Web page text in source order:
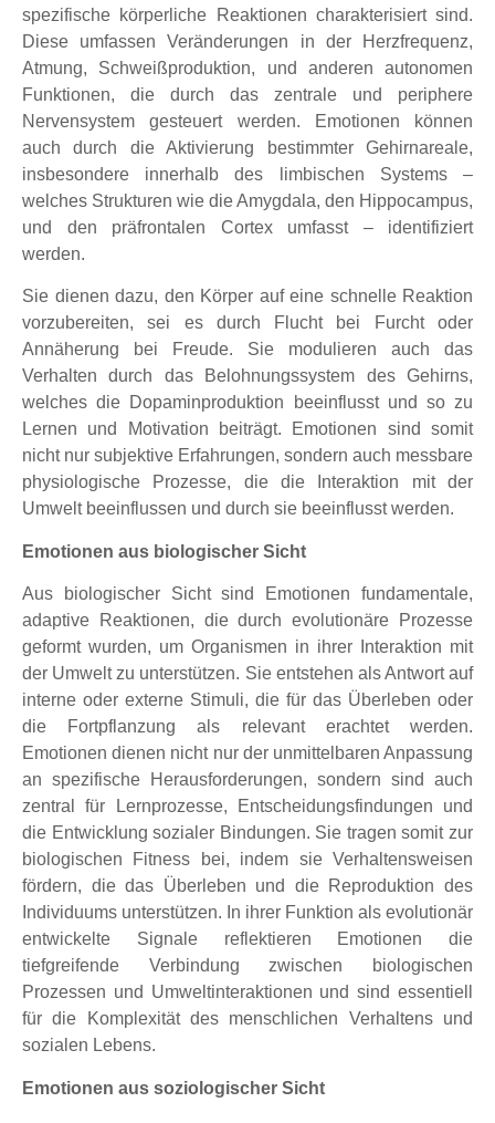
spezifische körperliche Reaktionen charakterisiert sind.
Diese umfassen Veränderungen in der Herzfrequenz,
Atmung, Schweißproduktion, und anderen autonomen
Funktionen, die durch das zentrale und periphere
Nervensystem gesteuert werden. Emotionen können
auch durch die Aktivierung bestimmter Gehirnareale,
insbesondere innerhalb des limbischen Systems –
welches Strukturen wie die Amygdala, den Hippocampus,
und den präfrontalen Cortex umfasst – identifiziert
werden.
Sie dienen dazu, den Körper auf eine schnelle Reaktion
vorzubereiten, sei es durch Flucht bei Furcht oder
Annäherung bei Freude. Sie modulieren auch das
Verhalten durch das Belohnungssystem des Gehirns,
welches die Dopaminproduktion beeinflusst und so zu
Lernen und Motivation beiträgt. Emotionen sind somit
nicht nur subjektive Erfahrungen, sondern auch messbare
physiologische Prozesse, die die Interaktion mit der
Umwelt beeinflussen und durch sie beeinflusst werden.
Emotionen aus biologischer Sicht
Aus biologischer Sicht sind Emotionen fundamentale,
adaptive Reaktionen, die durch evolutionäre Prozesse
geformt wurden, um Organismen in ihrer Interaktion mit
der Umwelt zu unterstützen. Sie entstehen als Antwort auf
interne oder externe Stimuli, die für das Überleben oder
die Fortpflanzung als relevant erachtet werden.
Emotionen dienen nicht nur der unmittelbaren Anpassung
an spezifische Herausforderungen, sondern sind auch
zentral für Lernprozesse, Entscheidungsfindungen und
die Entwicklung sozialer Bindungen. Sie tragen somit zur
biologischen Fitness bei, indem sie Verhaltensweisen
fördern, die das Überleben und die Reproduktion des
Individuums unterstützen. In ihrer Funktion als evolutionär
entwickelte Signale reflektieren Emotionen die
tiefgreifende Verbindung zwischen biologischen
Prozessen und Umweltinteraktionen und sind essentiell
für die Komplexität des menschlichen Verhaltens und
sozialen Lebens.
Emotionen aus soziologischer Sicht